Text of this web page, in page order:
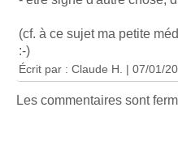
(cf. à ce sujet ma petite
:-)
Écrit par : Claude H. | 07/01/
Les commentaires sont